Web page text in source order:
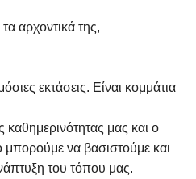
αρχοντικά της,
εκτάσεις. Είναι κομμάτια
καθημερινότητας μας και ο
να βασιστούμε και
του τόπου μας.